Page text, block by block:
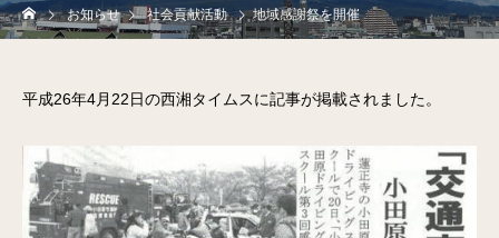
お知らせ 社会貢献活動 地域感謝祭を開催
平成26年4月22日の西湘タイムスに記事が掲載されました。